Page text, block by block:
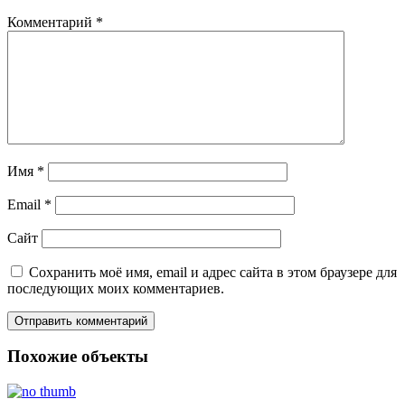
Комментарий *
Имя *
Email *
Сайт
Сохранить моё имя, email и адрес сайта в этом браузере для
последующих моих комментариев.
Похожие объекты